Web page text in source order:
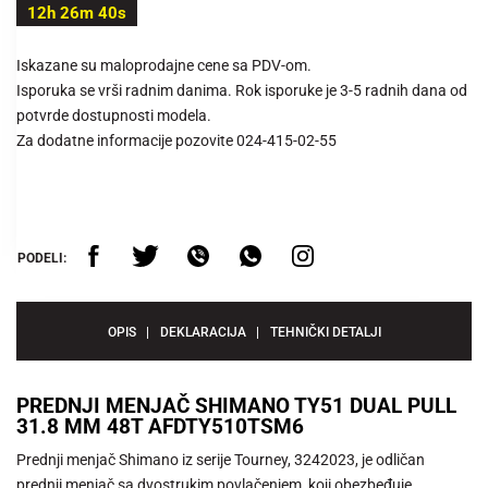
12h 26m 40s
Iskazane su maloprodajne cene sa PDV-om.
Isporuka se vrši radnim danima. Rok isporuke je 3-5 radnih dana od
potvrde dostupnosti modela.
Za dodatne informacije pozovite 024-415-02-55
PODELI:
OPIS DEKLARACIJA TEHNIČKI DETALJI
PREDNJI MENJAČ SHIMANO TY51 DUAL PULL
31.8 MM 48T AFDTY510TSM6
Prednji menjač Shimano iz serije Tourney, 3242023, je odličan